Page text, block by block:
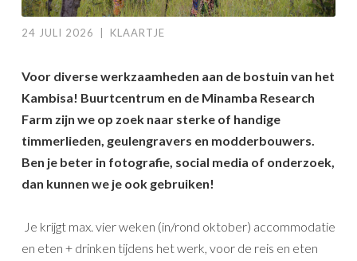
24 JULI 2026 KLAARTJE
Voor diverse werkzaamheden aan de bostuin van het
Kambisa! Buurtcentrum en de Minamba Research
Farm zijn we op zoek naar sterke of handige
timmerlieden, geulengravers en modderbouwers.
Ben je beter in fotografie, social media of onderzoek,
dan kunnen we je ook gebruiken!
Je krijgt max. vier weken (in/rond oktober) accommodatie
en eten + drinken tijdens het werk, voor de reis en eten